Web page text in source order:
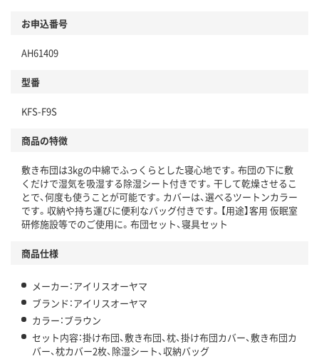
お申込番号
AH61409
型番
KFS-F9S
商品の特徴
敷き布団は3kgの中綿でふっくらとした寝心地です。布団の下に敷
くだけで湿気を吸湿する除湿シート付きです。干して乾燥させるこ
とで、何度も使うことが可能です。カバーは、選べるツートンカラー
です。収納や持ち運びに便利なバッグ付きです。【用途】客用 仮眠室
研修施設等でのご使用に。布団セット、寝具セット
商品仕様
メーカー：アイリスオーヤマ
ブランド：アイリスオーヤマ
カラー：ブラウン
セット内容：掛け布団、敷き布団、枕、掛け布団カバー、敷き布団カ
バー、枕カバー2枚、除湿シート、収納バッグ